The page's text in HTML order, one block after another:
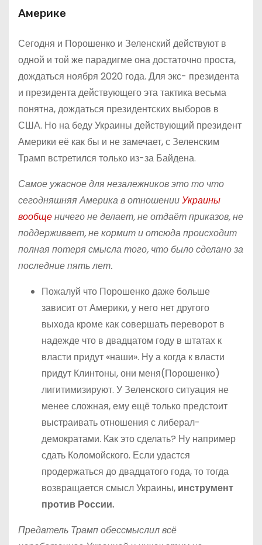
Америке
Сегодня и Порошенко и Зеленский действуют в
одной и той же парадигме она достаточно проста,
дождаться ноября 2020 года. Для экс- президента
и президента действующего эта тактика весьма
понятна, дождаться президентских выборов в
США. Но на беду Украины действующий президент
Америки её как бы и не замечает, с Зеленским
Трамп встретился только из-за Байдена.
Самое ужасное для незалежников это то что
сегодняшняя Америка в отношенииУкраины
вообщеничего не делает, не отдаёт приказов, не
поддерживает, не кормит и отсюда происходит
полная потеря смысла того, что было сделано за
последние пять лет.
Пожалуй что Порошенко даже больше
зависит от Америки, у него нет другого
выхода кроме как совершать переворот в
надежде что в двадцатом году в штатах к
власти придут «наши». Ну а когда к власти
придут Клинтоны, они меня(Порошенко)
лигитимизируют. У Зеленского ситуация не
менее сложная, ему ещё только предстоит
выстраивать отношения с либерал-
демократами. Как это сделать? Ну например
сдать Коломойского. Если удастся
продержаться до двадцатого года, то тогда
возвращается смысл Украины, инструмент
против России.
Предатель Трамп обессмыслил всё